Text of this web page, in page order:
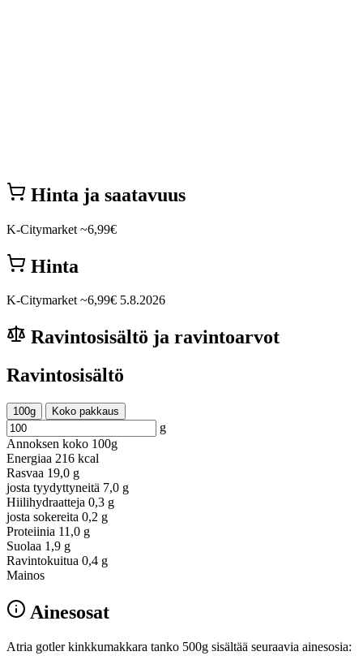
Hinta ja saatavuus
K-Citymarket ~6,99€
Hinta
K-Citymarket ~6,99€ 5.8.2026
Ravintosisältö ja ravintoarvot
Ravintosisältö
100g Koko pakkaus
g
Annoksen koko 100g
Energiaa 216 kcal
Rasvaa 19,0 g
josta tyydyttyneitä 7,0 g
Hiilihydraatteja 0,3 g
josta sokereita 0,2 g
Proteiinia 11,0 g
Suolaa 1,9 g
Ravintokuitua 0,4 g
Mainos
Ainesosat
Atria gotler kinkkumakkara tanko 500g sisältää seuraavia ainesosia: